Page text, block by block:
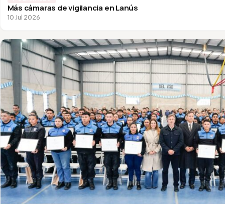
Más cámaras de vigilancia en Lanús
10 Jul 2026